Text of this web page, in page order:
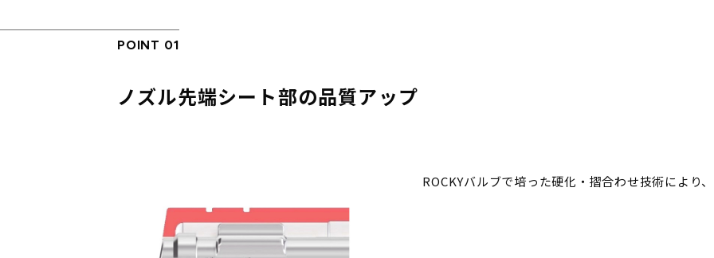
POINT 01
ノズル先端シート部の品質アップ
ROCKYバルブで培った硬化・摺合わせ技術により